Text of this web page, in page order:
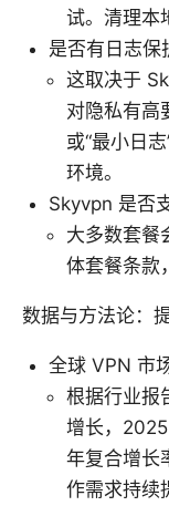
试。清理本
是否有日志保
这取决于
对隐私有高
或“最小日
环境。
Skyvpn 是否
大多数套餐
体套餐条款
数据与方法论：
全球 VPN 市
根据行业报
增长，
年复合增长
作需求持续